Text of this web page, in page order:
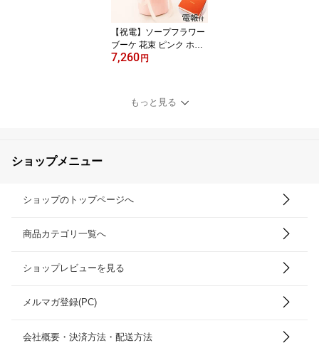
【祝電】ソープフラワー
ブーケ 花束 ピンク ホワ
イト 結婚祝い 誕生日 プ
任祝い【ソープフラワー
ピンク＆ホワイト】
7,260 円
もっと見る
ショップメニュー
ショップのトップページへ
商品カテゴリ一覧へ
ショップレビューを見る
メルマガ登録(PC)
会社概要・決済方法・配送方法